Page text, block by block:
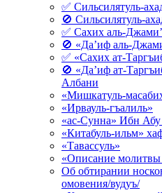
✅ Сильсилятуль-
🚫 Сильсилятуль-
✅ Сахих аль-
🚫 «Да’иф аль-
✅ «Сахих ат-
🚫 «Да’иф ат-
Албани
«Мишкатуль-
«Ирвауль-гъалиль»
«ас-Сунна» Ибн
«Китабуль-ильм»
«Тавассуль»
«Описание
Об обтирании
омовения/вудуъ/